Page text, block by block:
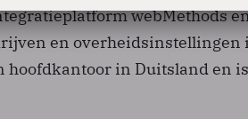
webMethods
en overheidsinstellingen
hoofdkantoor in Duitsland en